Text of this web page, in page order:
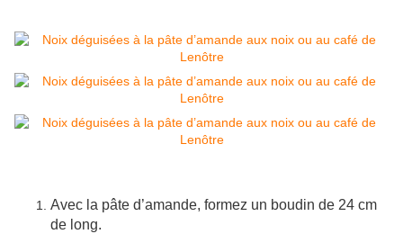
Avec la pâte d’amande, formez un boudin de 24 cm
de long.